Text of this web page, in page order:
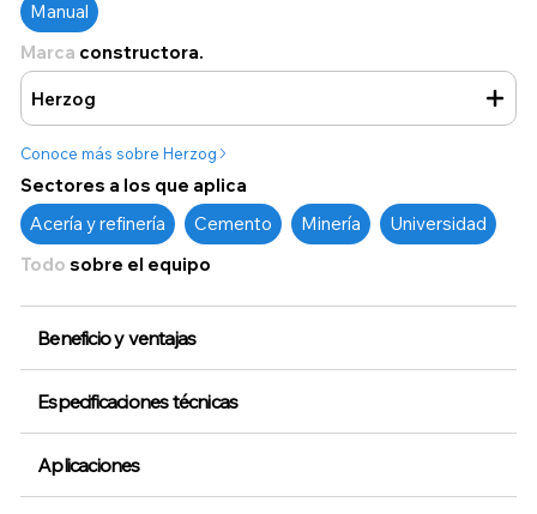
Sectores a los que aplica
Acería y refinería Cemento Minería Universidad
Beneficio y ventajas
Especificaciones técnicas
Aplicaciones
Todo sobre el equipo
Marca constructora.
Herzog
Conoce más sobre Herzog
Manual